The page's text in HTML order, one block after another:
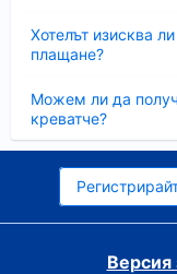
Хотелът изисква
плащане?
Можем ли да
креватче?
Версия